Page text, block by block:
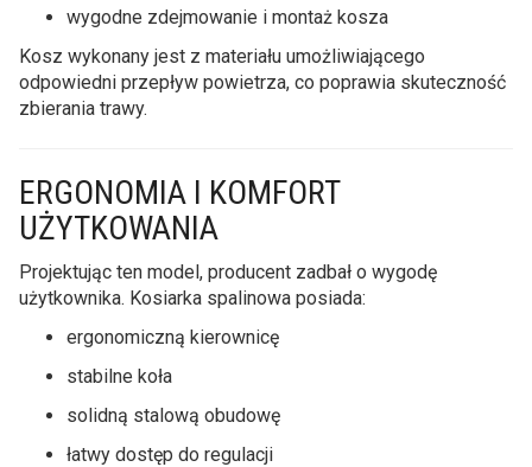
wygodne zdejmowanie i montaż kosza
Kosz wykonany jest z materiału umożliwiającego
odpowiedni przepływ powietrza, co poprawia skuteczność
zbierania trawy.
ERGONOMIA I KOMFORT
UŻYTKOWANIA
Projektując ten model, producent zadbał o wygodę
użytkownika. Kosiarka spalinowa posiada:
ergonomiczną kierownicę
stabilne koła
solidną stalową obudowę
łatwy dostęp do regulacji